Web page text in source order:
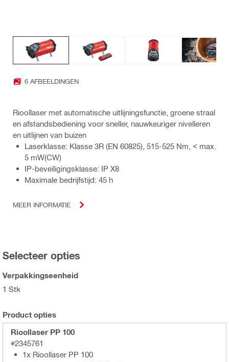
6 AFBEELDINGEN
Rioollaser met automatische uitlijningsfunctie, groene straal
en afstandsbediening voor sneller, nauwkeuriger nivelleren
en uitlijnen van buizen
Laserklasse: Klasse 3R (EN 60825), 515-525 Nm, < max.
5 mW(CW)
IP-beveiligingsklasse: IP X8
Maximale bedrijfstijd: 45 h
MEER INFORMATIE
Selecteer opties
Verpakkingseenheid
1 Stk
Product opties
Rioollaser PP 100
#2345761
1x Rioollaser PP 100